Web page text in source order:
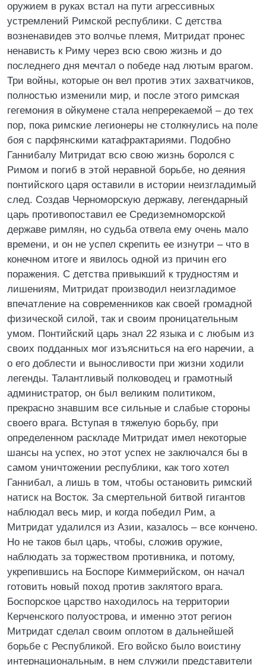
оружием в руках встал на пути агрессивных
устремлений Римской республики. С детства
возненавидев это волчье племя, Митридат пронес
ненависть к Риму через всю свою жизнь и до
последнего дня мечтал о победе над лютым врагом.
Три войны, которые он вел против этих захватчиков,
полностью изменили мир, и после этого римская
гегемония в ойкумене стала непререкаемой – до тех
пор, пока римские легионеры не столкнулись на поле
боя с парфянскими катафрактариями. Подобно
Ганнибалу Митридат всю свою жизнь боролся с
Римом и погиб в этой неравной борьбе, но деяния
понтийского царя оставили в истории неизгладимый
след. Создав Черноморскую державу, легендарный
царь противопоставил ее Средиземноморской
державе римлян, но судьба отвела ему очень мало
времени, и он не успел скрепить ее изнутри – что в
конечном итоге и явилось одной из причин его
поражения. С детства привыкший к трудностям и
лишениям, Митридат производил неизгладимое
впечатление на современников как своей громадной
физической силой, так и своим проницательным
умом. Понтийский царь знал 22 языка и с любым из
своих подданных мог изъясниться на его наречии, а
о его доблести и выносливости при жизни ходили
легенды. Талантливый полководец и грамотный
администратор, он был великим политиком,
прекрасно знавшим все сильные и слабые стороны
своего врага. Вступая в тяжелую борьбу, при
определенном раскладе Митридат имел некоторые
шансы на успех, но этот успех не заключался бы в
самом уничтожении республики, как того хотел
Ганнибал, а лишь в том, чтобы остановить римский
натиск на Восток. За смертельной битвой гигантов
наблюдал весь мир, и когда победил Рим, а
Митридат удалился из Азии, казалось – все кончено.
Но не таков был царь, чтобы, сложив оружие,
наблюдать за торжеством противника, и потому,
укрепившись на Боспоре Киммерийском, он начал
готовить новый поход против заклятого врага.
Боспорское царство находилось на территории
Керченского полуострова, и именно этот регион
Митридат сделал своим оплотом в дальнейшей
борьбе с Республикой. Его войско было воистину
интернациональным, в нем служили представители